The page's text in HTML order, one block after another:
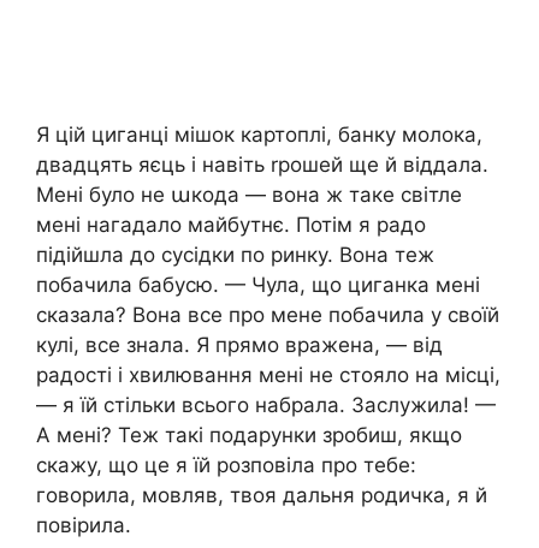
Я цій циганці мішок картоплі, банку молока,
двадцять яєць і навіть rрошей ще й віддала.
Мені було не աкода — вона ж таке світле
мені нагадало майбутнє. Потім я радо
підійшла до сусідки по ринку. Вона теж
побачила бабусю. — Чула, що циганка мені
сказала? Вона все про мене побачила у своїй
кулі, все знала. Я прямо вражена, — від
радості і хвилювання мені не стояло на місці,
— я їй стільки всього набрала. Заслужила! —
А мені? Теж такі подарунки зробиш, якщо
скажу, що це я їй розповіла про тебе:
говорила, мовляв, твоя дальня родичка, я й
повірила.